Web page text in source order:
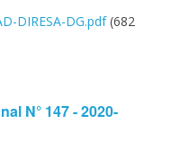
DIRESA-DG.pdf(682
N° 147 - 2020-